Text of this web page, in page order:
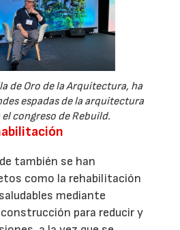
de Oro de la Arquitectura, ha
espadas de la arquitectura
congreso de Rebuild.
también se han
como la rehabilitación
mediante
para reducir y